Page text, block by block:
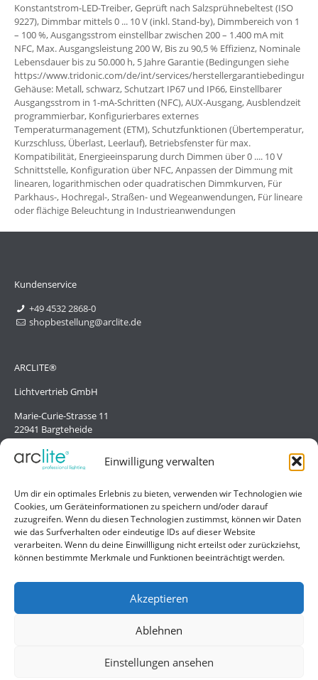
Einwilligung verwalten
Um dir ein optimales Erlebnis zu bieten, verwenden wir Technologien wie
Cookies, um Geräteinformationen zu speichern und/oder darauf
zuzugreifen. Wenn du diesen Technologien zustimmst, können wir Daten
wie das Surfverhalten oder eindeutige IDs auf dieser Website
verarbeiten. Wenn du deine Einwillligung nicht erteilst oder zurückziehst,
können bestimmte Merkmale und Funktionen beeinträchtigt werden.
Akzeptieren
Ablehnen
Einstellungen ansehen
Konstantstrom-LED-Treiber, Geprüft nach Salzsprühnebeltest (ISO
9227), Dimmbar mittels 0 ... 10 V (inkl. Stand-by), Dimmbereich von 1
– 100 %, Ausgangsstrom einstellbar zwischen 200 – 1.400 mA mit
NFC, Max. Ausgangsleistung 200 W, Bis zu 90,5 % Effizienz, Nominale
Lebensdauer bis zu 50.000 h, 5 Jahre Garantie (Bedingungen siehe
https://www.tridonic.com/de/int/services/
Gehäuse: Metall, schwarz, Schutzart IP67 und IP66, Einstellbarer
Ausgangsstrom in 1-mA-Schritten (NFC), AUX-Ausgang, Ausblendzeit
programmierbar, Konfigurierbares externes
Temperaturmanagement (ETM), Schutzfunktionen (Übertemperatur,
Kurzschluss, Überlast, Leerlauf), Betriebsfenster für max.
Kompatibilität, Energieeinsparung durch Dimmen über 0 .... 10 V
Schnittstelle, Konfiguration über NFC, Anpassen der Dimmung mit
linearen, logarithmischen oder quadratischen Dimmkurven, Für
Parkhaus-, Hochregal-, Straßen- und Wegeanwendungen, Für lineare
oder flächige Beleuchtung in Industrieanwendungen
Kundenservice
+49 4532 2868-0
shopbestellung@arclite.de
ARCLITE®
Lichtvertrieb GmbH
Marie-Curie-Strasse 11
22941 Bargteheide
Deutschland/Germany
Hilfe
Liefer- und Zahlungsbedingungen
Kontakt